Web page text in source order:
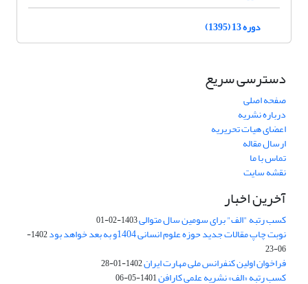
دوره 13 (1395)
دسترسی سریع
صفحه اصلی
درباره نشریه
اعضای هیات تحریریه
ارسال مقاله
تماس با ما
نقشه سایت
آخرین اخبار
کسب رتبه "الف" برای سومین سال متوالی1403-02-01
نوبت چاپ مقالات جدید حوزه علوم انسانی 1404و به بعد خواهد بود
1402-
06-23
فراخوان اولین کنفرانس ملی مهارت ایران1402-01-28
کسب رتبه «الف» نشریه علمی کارافن1401-05-06